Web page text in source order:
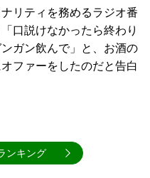
リティを務めるラジオ番
口説けなかったら終わり
ガン飲んで」と、お酒の
ファーをしたのだと告白
ンキング